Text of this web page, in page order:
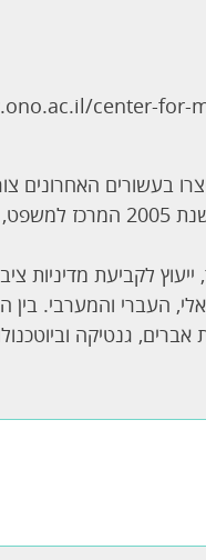
center-for-
בעשורים האחרונים
והאתיים של חידושים אלה.
לקביעת מדיניות
העברי והמערבי. בין
גנטיקה